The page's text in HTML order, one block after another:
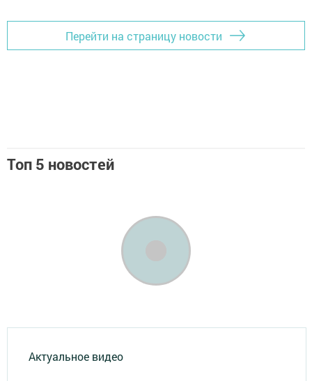
Перейти на страницу новости
Топ 5 новостей
Актуальное видео